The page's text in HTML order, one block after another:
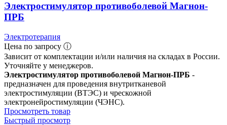
Электростимулятор противоболевой Магнон-
ПРБ
Электротерапия
Цена по запросу ⓘ
Зависит от комплектации и/или наличия на складах в России.
Уточняйте у менеджеров.
Электростимулятор противоболевой Магнон-ПРБ -
предназначен для проведения внутритканевой
электростимуляции (ВТЭС) и чрескожной
электронейростимуляции (ЧЭНС).
Просмотреть товар
Быстрый просмотр